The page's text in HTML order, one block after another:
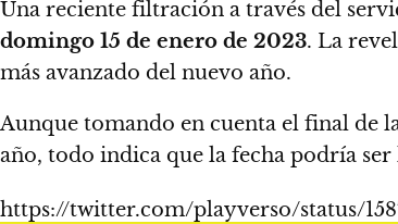
Una reciente filtración a través del
domingo 15 de enero de 2023. La
más avanzado del nuevo año.
Aunque tomando en cuenta el final de
año, todo indica que la fecha podría
https://twitter.com/playverso/status/